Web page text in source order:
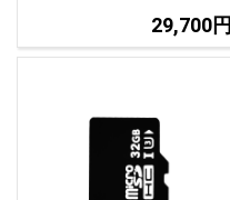
29,700円